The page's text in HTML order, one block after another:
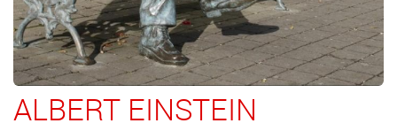
ALBERT EINSTEIN